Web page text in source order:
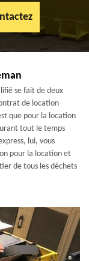
se fait de deux
de location
que pour la location
tout le temps
lui, vous
pour la location et
de tous les déchets